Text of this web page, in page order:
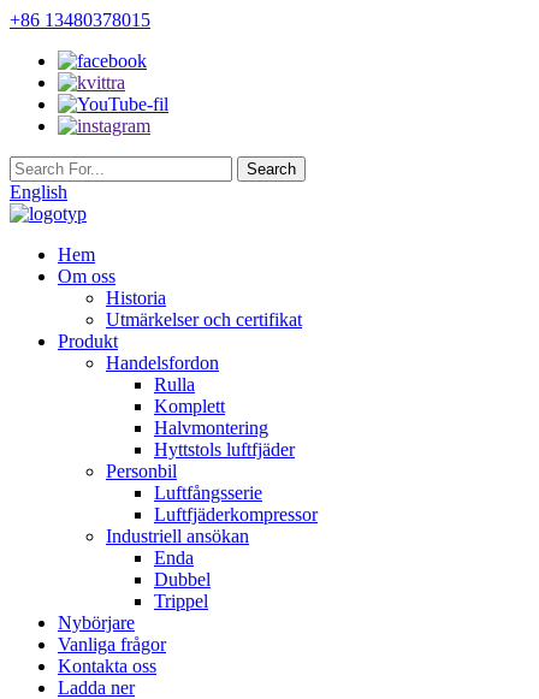
+86 13480378015
English
Hem
Om oss
Historia
Utmärkelser och certifikat
Produkt
Handelsfordon
Rulla
Komplett
Halvmontering
Hyttstols luftfjäder
Personbil
Luftfångsserie
Luftfjäderkompressor
Industriell ansökan
Enda
Dubbel
Trippel
Nybörjare
Vanliga frågor
Kontakta oss
Ladda ner